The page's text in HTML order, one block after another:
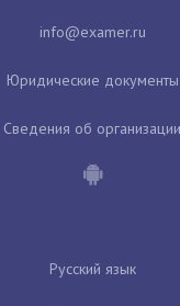
Юридические документы
Сведения об организации
Русский язык